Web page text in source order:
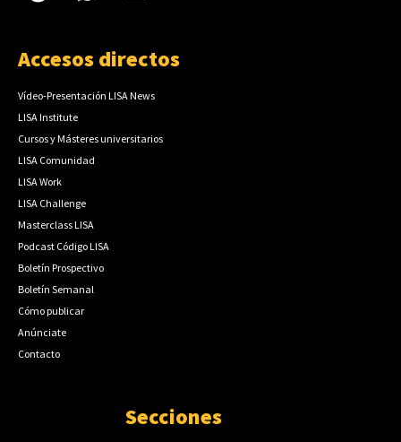
Accesos directos
Vídeo-Presentación LISA News
LISA Institute
Cursos y Másteres universitarios
LISA Comunidad
LISA Work
LISA Challenge
Masterclass LISA
Podcast Código LISA
Boletín Prospectivo
Boletín Semanal
Cómo publicar
Anúnciate
Contacto
Secciones